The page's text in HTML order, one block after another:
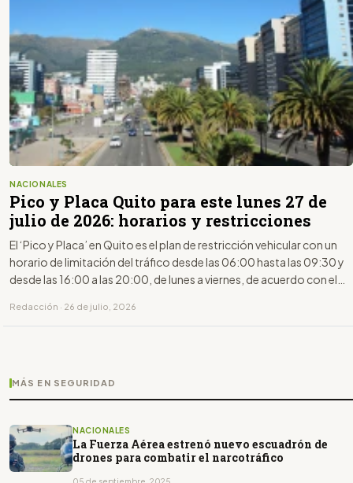
NACIONALES
Pico y Placa Quito para este lunes 27 de
julio de 2026: horarios y restricciones
El ‘Pico y Placa’ en Quito es el plan de restricción vehicular con un
horario de limitación del tráfico desde las 06:00 hasta las 09:30 y
desde las 16:00 a las 20:00, de lunes a viernes, de acuerdo con el
Redacción · 26 de julio, 2026
MÁS EN SEGURIDAD
NACIONALES
La Fuerza Aérea estrenó nuevo escuadrón de
drones para combatir el narcotráfico